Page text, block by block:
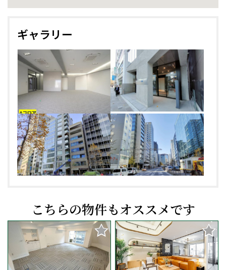
ギャラリー
こちらの物件もオススメです